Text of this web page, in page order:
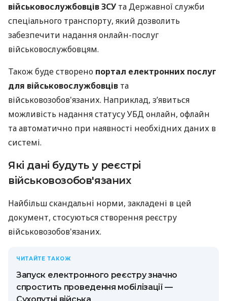
військовослужбовців ЗСУ та Державної служби
спеціального транспорту, який дозволить
забезпечити надання онлайн-послуг
військовослужбовцям.
Також буде створено портал електронних послуг
для військовослужбовців та
військовозобов'язаних. Наприклад, з’явиться
можливість надання статусу УБД онлайн, офлайн
та автоматично при наявності необхідних даних в
системі.
Які дані будуть у реєстрі
військовозобов'язаних
Найбільш скандальні норми, закладені в цей
документ, стосуються створення реєстру
військовозобов'язаних.
ЧИТАЙТЕ ТАКОЖ
Запуск електронного реєстру значно
спростить проведення мобілізації —